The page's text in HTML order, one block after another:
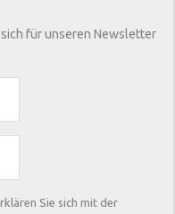
für unseren Newsletter
Sie sich mit der